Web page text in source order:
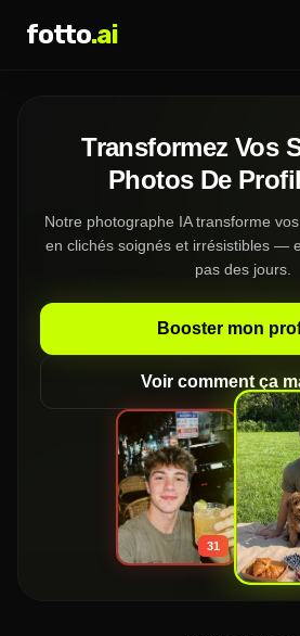
fotto.ai
CONNEXION
Transformez Vos
Photos De
Notre photographe IA transforme
en clichés soignés et irrésistibles —
pas des jours.
Booster mon
Voir comment ça
31
»